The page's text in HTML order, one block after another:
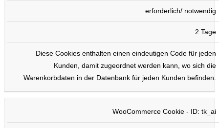
erforderlich/ notwendig
2 Tage
Diese Cookies enthalten einen eindeutigen Code für jeden
Kunden, damit zugeordnet werden kann, wo sich die
Warenkorbdaten in der Datenbank für jeden Kunden befinden.
WooCommerce Cookie - ID: tk_ai